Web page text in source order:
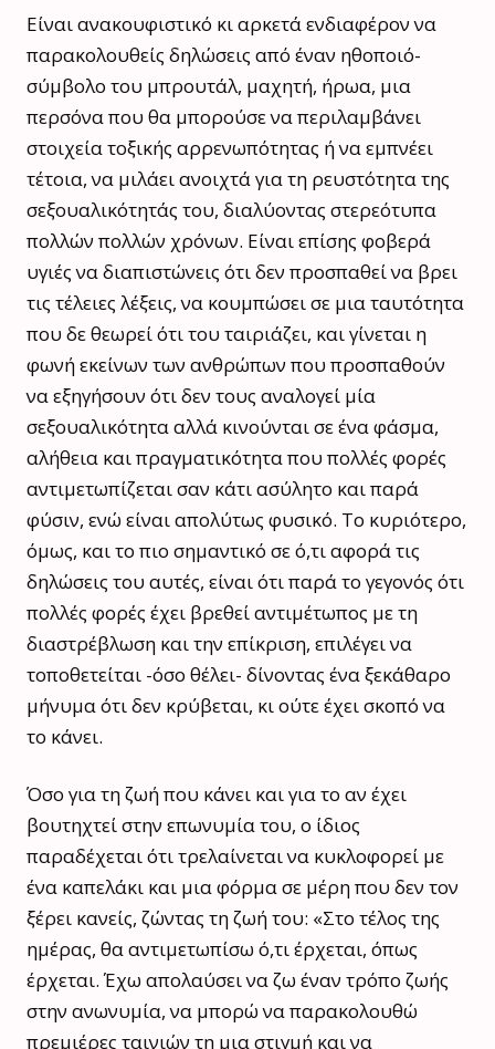
Είναι ανακουφιστικό κι αρκετά ενδιαφέρον να
παρακολουθείς δηλώσεις από έναν ηθοποιό-
σύμβολο του μπρουτάλ, μαχητή, ήρωα, μια
περσόνα που θα μπορούσε να περιλαμβάνει
στοιχεία τοξικής αρρενωπότητας ή να εμπνέει
τέτοια, να μιλάει ανοιχτά για τη ρευστότητα της
σεξουαλικότητάς του, διαλύοντας στερεότυπα
πολλών πολλών χρόνων. Είναι επίσης φοβερά
υγιές να διαπιστώνεις ότι δεν προσπαθεί να βρει
τις τέλειες λέξεις, να κουμπώσει σε μια ταυτότητα
που δε θεωρεί ότι του ταιριάζει, και γίνεται η
φωνή εκείνων των ανθρώπων που προσπαθούν
να εξηγήσουν ότι δεν τους αναλογεί μία
σεξουαλικότητα αλλά κινούνται σε ένα φάσμα,
αλήθεια και πραγματικότητα που πολλές φορές
αντιμετωπίζεται σαν κάτι ασύλητο και παρά
φύσιν, ενώ είναι απολύτως φυσικό. Το κυριότερο,
όμως, και το πιο σημαντικό σε ό,τι αφορά τις
δηλώσεις του αυτές, είναι ότι παρά το γεγονός ότι
πολλές φορές έχει βρεθεί αντιμέτωπος με τη
διαστρέβλωση και την επίκριση, επιλέγει να
τοποθετείται -όσο θέλει- δίνοντας ένα ξεκάθαρο
μήνυμα ότι δεν κρύβεται, κι ούτε έχει σκοπό να
το κάνει.
Όσο για τη ζωή που κάνει και για το αν έχει
βουτηχτεί στην επωνυμία του, ο ίδιος
παραδέχεται ότι τρελαίνεται να κυκλοφορεί με
ένα καπελάκι και μια φόρμα σε μέρη που δεν τον
ξέρει κανείς, ζώντας τη ζωή του: «Στο τέλος της
ημέρας, θα αντιμετωπίσω ό,τι έρχεται, όπως
έρχεται. Έχω απολαύσει να ζω έναν τρόπο ζωής
στην ανωνυμία, να μπορώ να παρακολουθώ
πρεμιέρες ταινιών τη μια στιγμή και να